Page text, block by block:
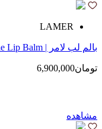
LAMER
بالم لب لامر | La Mer The Lip Balm
تومان6,900,000
مشاهده